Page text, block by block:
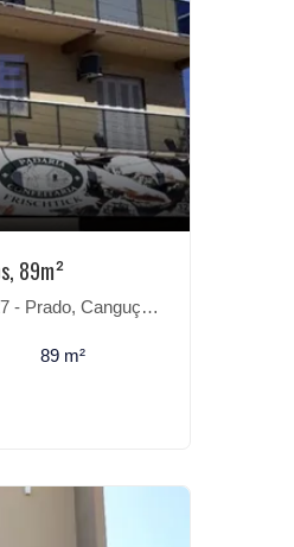
89m²
Canguçu-RS
89 m²